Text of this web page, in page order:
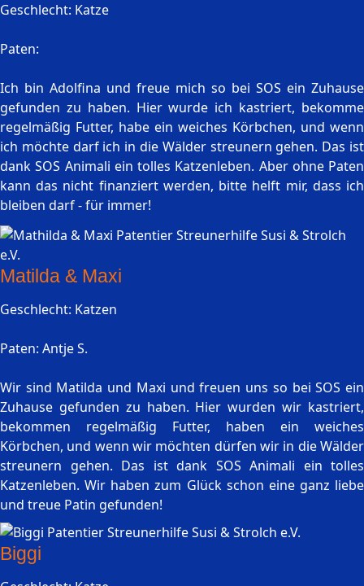
Geschlecht: Katze
Paten:
Ich bin Adolfina und freue mich so bei SOS ein Zuhause
gefunden zu haben. Hier wurde ich kastriert, bekomme
regelmäßig Futter, habe ein weiches Körbchen, und wenn
ich möchte darf ich in die Wälder streunern gehen. Das ist
dank SOS Animali ein tolles Katzenleben. Aber ohne Paten
kann das nicht finanziert werden, bitte helft mir, dass ich
bleiben darf - für immer!
Matilda & Maxi
Geschlecht: Katzen
Paten: Antje S.
Wir sind Matilda und Maxi und freuen uns so bei SOS ein
Zuhause gefunden zu haben. Hier wurden wir kastriert,
bekommen regelmäßig Futter, haben ein weiches
Körbchen, und wenn wir möchten dürfen wir in die Wälder
streunern gehen. Das ist dank SOS Animali ein tolles
Katzenleben. Wir haben zum Glück schon eine ganz liebe
und treue Patin gefunden!
Biggi